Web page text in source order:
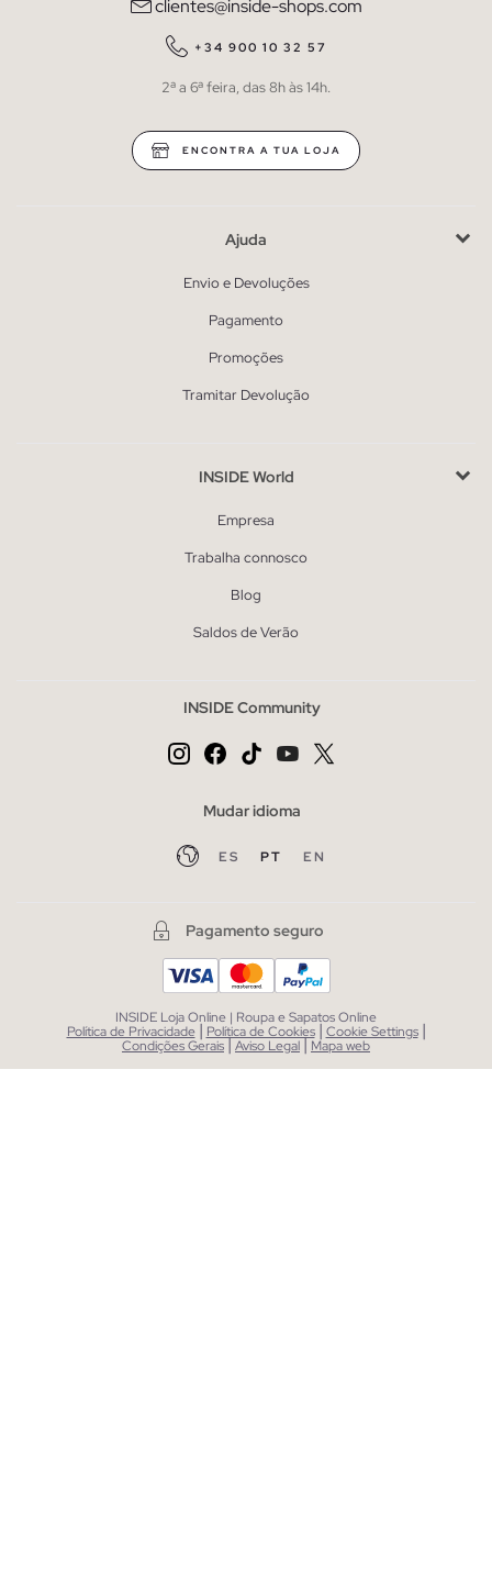
clientes@inside-shops.com
+34 900 10 32 57
2ª a 6ª feira, das 8h às 14h.
ENCONTRA A TUA LOJA
Ajuda
Envio e Devoluções
Pagamento
Promoções
Tramitar Devolução
INSIDE World
Empresa
Trabalha connosco
Blog
Saldos de Verão
INSIDE Community
Mudar idioma
ES PT EN
Pagamento seguro
INSIDE Loja Online | Roupa e Sapatos Online
Política de Privacidade | Política de Cookies | Cookie Settings |
Condições Gerais|Aviso Legal| Mapa web